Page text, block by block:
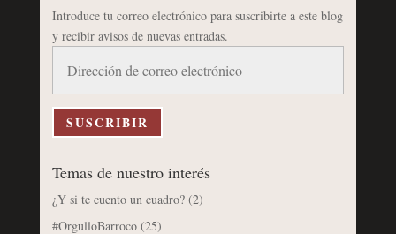
Introduce tu correo electrónico para suscribirte a este blog
y recibir avisos de nuevas entradas.
correo
electrónico
SUSCRIBIR
Temas de nuestro interés
¿Y si te cuento un cuadro?(2)
#OrgulloBarroco(25)